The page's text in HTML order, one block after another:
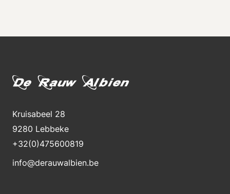
Kruisabeel 28
9280 Lebbeke
+32(0)475600819
info@derauwalbien.be